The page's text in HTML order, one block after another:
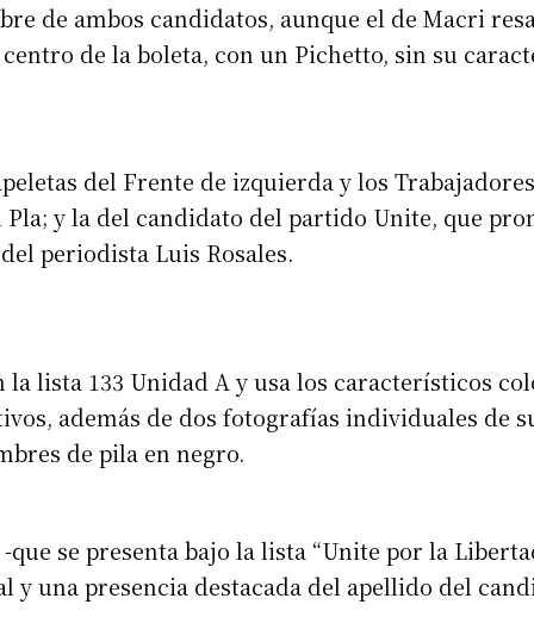
de ambos candidatos, aunque el de Macri
de la boleta, con un Pichetto, sin su
del Frente de izquierda y los
y la del candidato del partido Unite, que
periodista Luis Rosales.
la lista 133 Unidad A y usa los característicos
además de dos fotografías individuales de
de pila en negro.
se presenta bajo la lista “Unite por la
una presencia destacada del apellido del